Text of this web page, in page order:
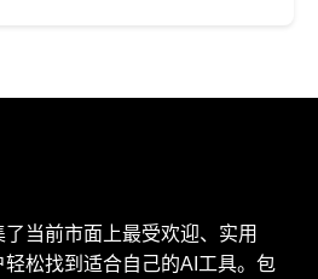
当前市面上最受欢迎、实用
松找到适合自己的AI工具。包